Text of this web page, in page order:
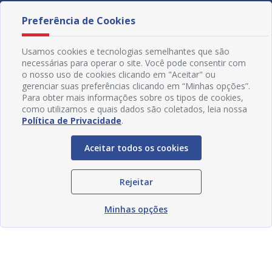
© Copyright 2018 - 2021 Prefeitura Municipal de Juazeiro -
Preferência de Cookies
Usamos cookies e tecnologias semelhantes que são
necessárias para operar o site. Você pode consentir com
o nosso uso de cookies clicando em "Aceitar" ou
gerenciar suas preferências clicando em “Minhas opções”.
Para obter mais informações sobre os tipos de cookies,
como utilizamos e quais dados são coletados, leia nossa
Política de Privacidade.
Aceitar todos os cookies
Rejeitar
Minhas opções